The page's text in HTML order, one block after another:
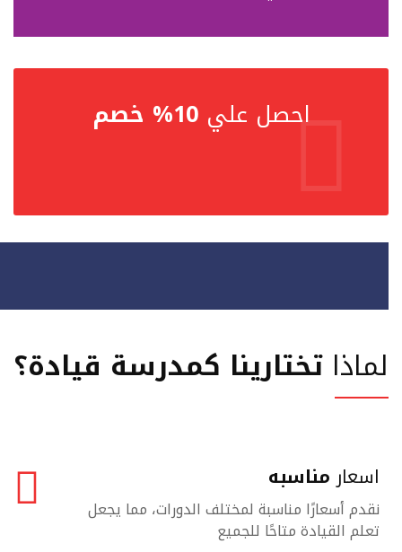
احصل علي10% خصم
لماذا تختارينا كمدرسة قيادة؟
اسعارمناسبه
نقدم أسعارًا مناسبة لمختلف الدورات، مما يجعل
تعلم القيادة متاحًا للجميع